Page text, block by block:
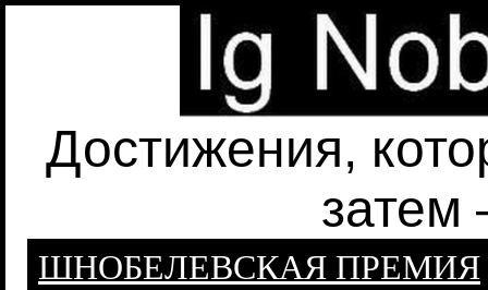
Достижения,
затем
ШНОБЕЛЕВСКАЯ ПРЕМИЯ